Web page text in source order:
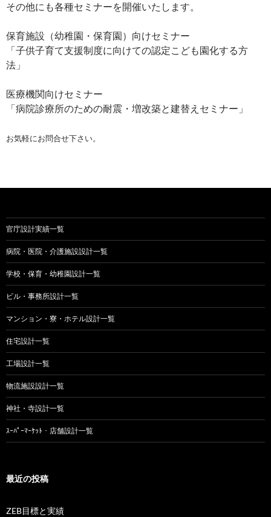
その他にも各種セミナーを開催いたします。
保育施設（幼稚園・保育園）向けセミナー
「子供子育て支援制度に向けての認定こども園化する方
法」
医療機関向けセミナー
「病院診療所のための耐震・増改築と建替えセミナー」
お気軽にお問合せ下さい。
官庁設計実績一覧
病院・医院・介護施設設計一覧
学校・保育・幼稚園設計一覧
ビル・事務所設計一覧
マンション・寮・ホテル設計一覧
住宅設計一覧
工場設計一覧
物流施設設計一覧
神社・寺設計一覧
ｽｰﾊﾟｰﾏｰｹｯﾄ・店舗設計一覧
最近の投稿
ZEB目標と実績